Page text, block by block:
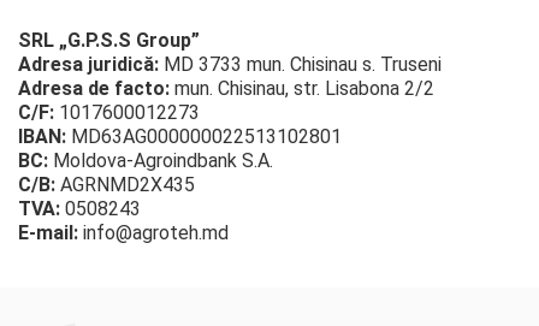
SRL „G.P.S.S Group”
Adresa juridică: MD 3733 mun. Chisinau s. Truseni
Adresa de facto: mun. Chisinau, str. Lisabona 2/2
C/F: 1017600012273
IBAN: MD63AG000000022513102801
BC: Moldova-Agroindbank S.A.
C/B: AGRNMD2X435
TVA: 0508243
E-mail: info@agroteh.md